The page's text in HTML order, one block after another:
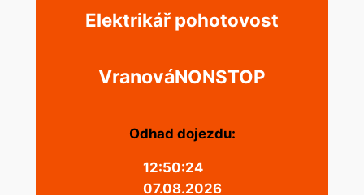
Elektrikář pohotovost
VranováNONSTOP
Odhad dojezdu:
12:50:24
07.08.2026